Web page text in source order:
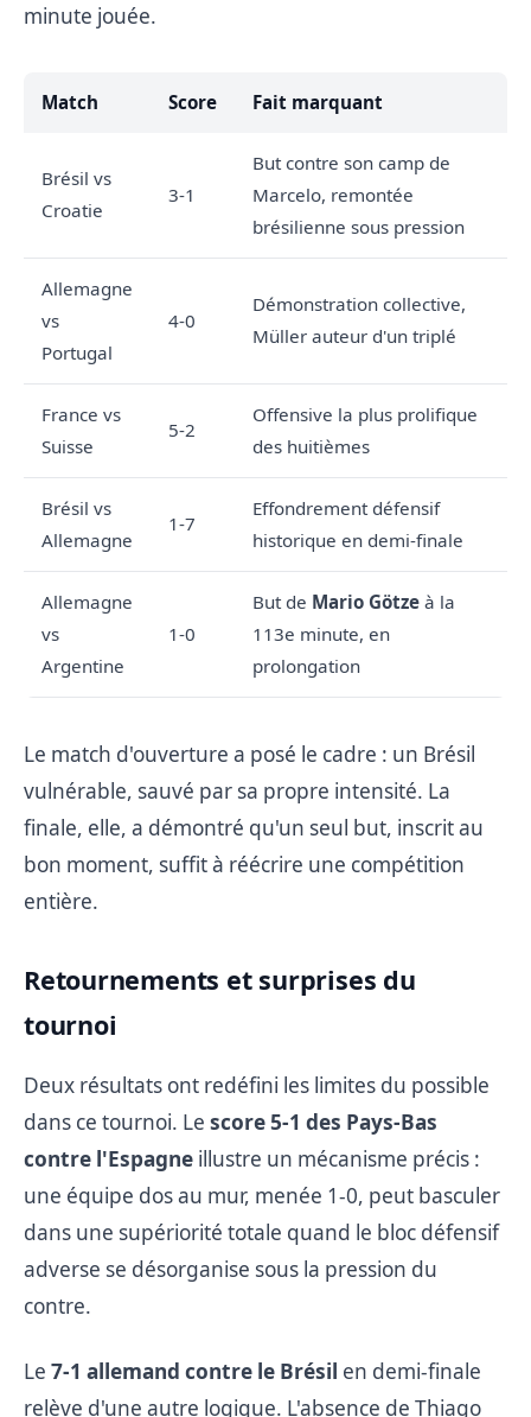
minute jouée.
Match Score Fait marquant
Brésil vs
Croatie
3-1
But contre son camp de
Marcelo, remontée
brésilienne sous pression
Allemagne
vs
Portugal
4-0
Démonstration collective,
Müller auteur d'un triplé
France vs
Suisse
5-2
Offensive la plus prolifique
des huitièmes
Brésil vs
Allemagne
1-7
Effondrement défensif
historique en demi-finale
Allemagne
vs
Argentine
1-0
But de Mario Götze à la
113e minute, en
prolongation
Le match d'ouverture a posé le cadre : un Brésil
vulnérable, sauvé par sa propre intensité. La
finale, elle, a démontré qu'un seul but, inscrit au
bon moment, suffit à réécrire une compétition
entière.
Retournements et surprises du
tournoi
Deux résultats ont redéfini les limites du possible
dans ce tournoi. Le score 5-1 des Pays-Bas
contre l'Espagne illustre un mécanisme précis :
une équipe dos au mur, menée 1-0, peut basculer
dans une supériorité totale quand le bloc défensif
adverse se désorganise sous la pression du
contre.
Le 7-1 allemand contre le Brésil en demi-finale
relève d'une autre logique. L'absence de Thiago